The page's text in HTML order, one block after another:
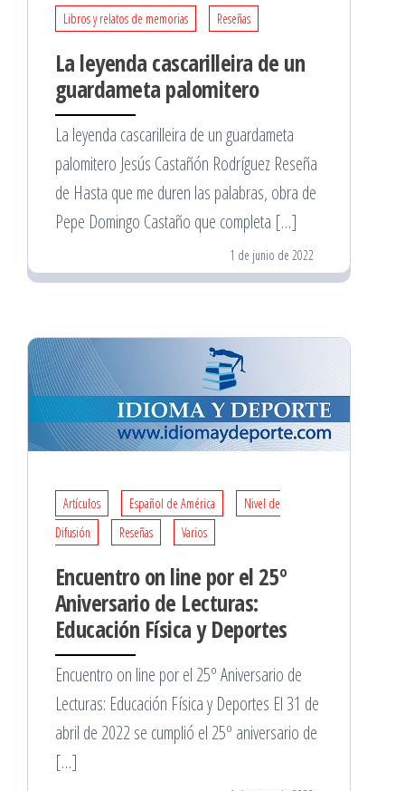
Libros y relatos de memorias Reseñas
La leyenda cascarilleira de un
guardameta palomitero
La leyenda cascarilleira de un guardameta
palomitero Jesús Castañón Rodríguez Reseña
de Hasta que me duren las palabras, obra de
Pepe Domingo Castaño que completa […]
1 de junio de 2022
Artículos Español de América
Nivel de
Difusión
Reseñas Varios
Encuentro on line por el 25º
Aniversario de Lecturas:
Educación Física y Deportes
Encuentro on line por el 25º Aniversario de
Lecturas: Educación Física y Deportes El 31 de
abril de 2022 se cumplió el 25º aniversario de
[…]